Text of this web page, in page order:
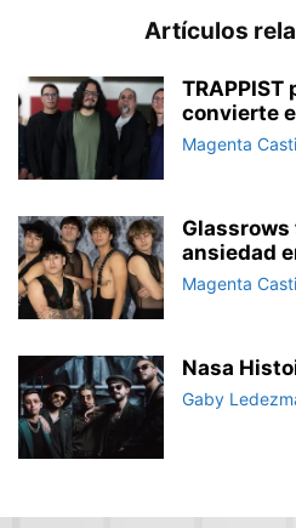
Artículos
TRAPPIST
convierte
Magenta
ansiedad
Magenta
Nasa
Gaby